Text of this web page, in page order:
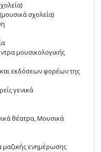
σχολεία)
μουσικολογικής
εκδόσεων φορέων της
γενικά
θέατρα, Μουσικά
μαζικής ενημέρωσης